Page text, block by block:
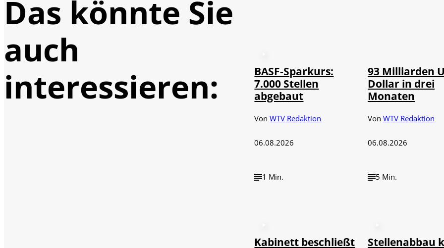
Das könnte Sie
auch
interessieren:
BASF-Sparkurs:
7.000 Stellen
abgebaut
VonWTV Redaktion
06.08.2026
1 Min.
93 Milliarden
Dollar in drei
Monaten
VonWTV Redaktion
06.08.2026
5 Min.
Kabinett beschließt
Stellenabbau